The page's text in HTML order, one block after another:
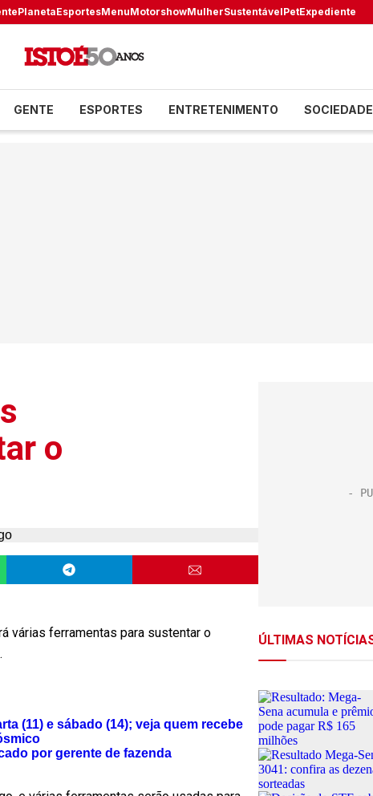
PlanetaEsportesMenuMotorshowMulherSustentávelPetExpediente
GENTE ESPORTES ENTRETENIMENTO SOCIEDADE
o
várias ferramentas para sustentar o
(11) e sábado (14); veja quem recebe
por gerente de fazenda